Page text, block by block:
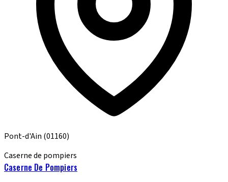
Pont-d'Ain (01160)
Caserne de pompiers
Caserne De Pompiers